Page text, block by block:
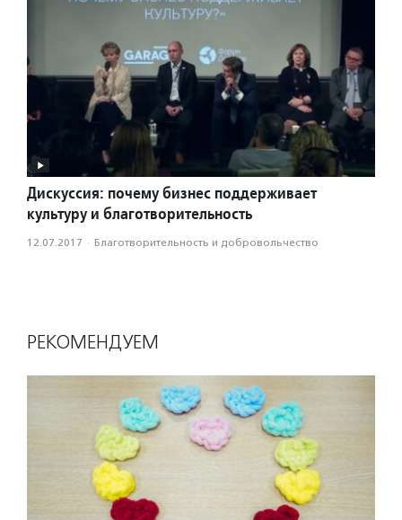
Дискуссия: почему бизнес поддерживает
культуру и благотворительность
12.07.2017 · Благотвори­тель­ность и доброволь­чест­во
РЕКОМЕНДУЕМ